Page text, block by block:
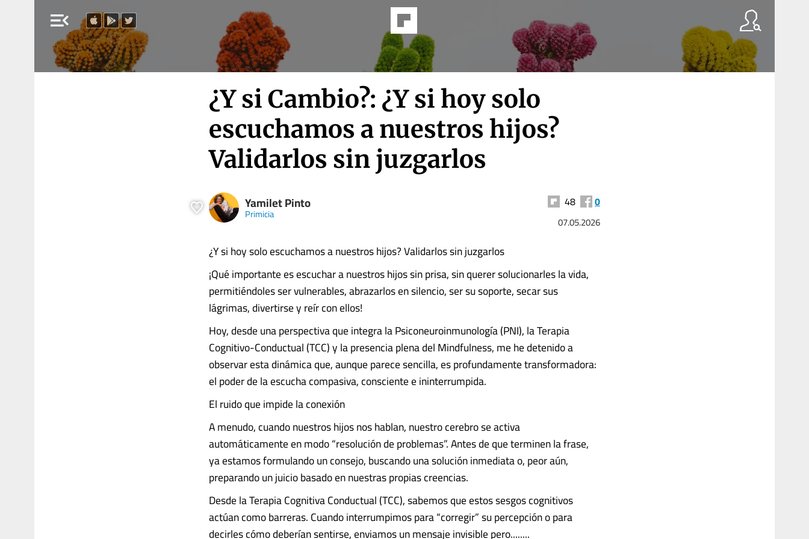
menu_open
¿Y si Cambio?: ¿Y si hoy solo
escuchamos a nuestros hijos?
Validarlos sin juzgarlos
Yamilet Pinto
Primicia
48 0
07.05.2026
¿Y si hoy solo escuchamos a nuestros hijos? Validarlos sin juzgarlos
¡Qué importante es escuchar a nuestros hijos sin prisa, sin querer solucionarles la vida,
permitiéndoles ser vulnerables, abrazarlos en silencio, ser su soporte, secar sus
lágrimas, divertirse y reír con ellos!
Hoy, desde una perspectiva que integra la Psiconeuroinmunología (PNI), la Terapia
Cognitivo-Conductual (TCC) y la presencia plena del Mindfulness, me he detenido a
observar esta dinámica que, aunque parece sencilla, es profundamente transformadora:
el poder de la escucha compasiva, consciente e ininterrumpida.
El ruido que impide la conexión
A menudo, cuando nuestros hijos nos hablan, nuestro cerebro se activa
automáticamente en modo “resolución de problemas”. Antes de que terminen la frase,
ya estamos formulando un consejo, buscando una solución inmediata o, peor aún,
preparando un juicio basado en nuestras propias creencias.
Desde la Terapia Cognitiva Conductual (TCC), sabemos que estos sesgos cognitivos
actúan como barreras. Cuando interrumpimos para “corregir” su percepción o para
decirles cómo deberían sentirse, enviamos un mensaje invisible pero........